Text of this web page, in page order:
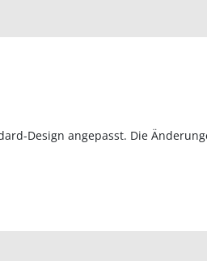
Design angepasst. Die